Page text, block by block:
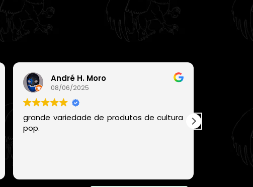
André H. Moro
08/06/2025
grande variedade de produtos de cultura
pop.
chegou
com
com
comprar